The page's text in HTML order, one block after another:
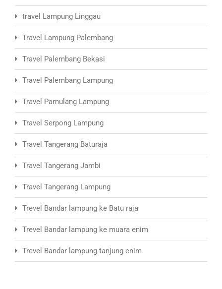
travel Lampung Linggau
Travel Lampung Palembang
Travel Palembang Bekasi
Travel Palembang Lampung
Travel Pamulang Lampung
Travel Serpong Lampung
Travel Tangerang Baturaja
Travel Tangerang Jambi
Travel Tangerang Lampung
Trevel Bandar lampung ke Batu raja
Trevel Bandar lampung ke muara enim
Trevel Bandar lampung tanjung enim